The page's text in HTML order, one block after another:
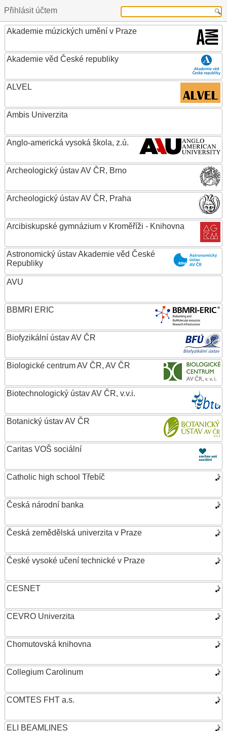
Přihlásit účtem
Akademie múzických umění v Praze
Akademie věd České republiky
ALVEL
Ambis Univerzita
Anglo-americká vysoká škola, z.ú.
Archeologický ústav AV ČR, Brno
Archeologický ústav AV ČR, Praha
Arcibiskupské gymnázium v Kroměříži - Knihovna
Astronomický ústav Akademie věd České
Republiky
AVU
BBMRI ERIC
Biofyzikální ústav AV ČR
Biologické centrum AV ČR, AV ČR
Biotechnologický ústav AV ČR, v.v.i.
Botanický ústav AV ČR
Caritas VOŠ sociální
Catholic high school Třebíč
Česká národní banka
Česká zemědělská univerzita v Praze
České vysoké učení technické v Praze
CESNET
CEVRO Univerzita
Chomutovská knihovna
Collegium Carolinum
COMTES FHT a.s.
ELI BEAMLINES